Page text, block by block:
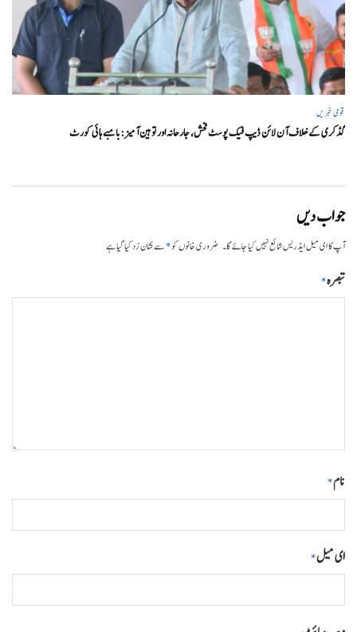
قومی خبریں
گڈکری کے خلاف آن لائن ڈیپ فیک پوسٹ فحش، جارحانہ اور توہین آمیز:بامبے ہائی کورٹ
جواب دیں
آپ کا ای میل ایڈریس شائع نہیں کیا جائے گا۔ ضروری خانوں کو*سے نشان زد کیا گیا ہے
تبصرہ*
نام*
ای میل*